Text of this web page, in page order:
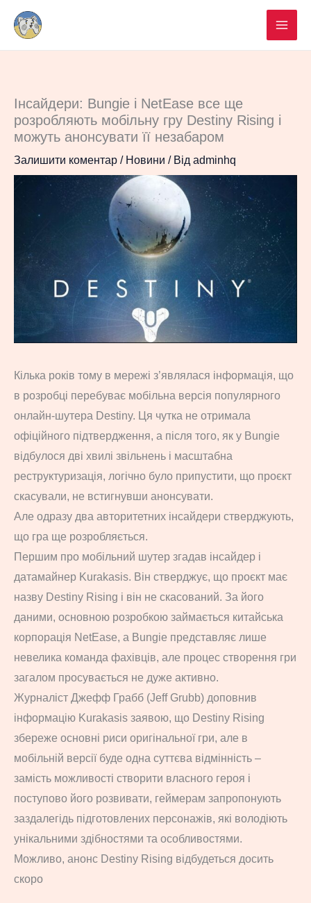
Перейти
вмісту
Інсайдери: Bungie і NetEase все ще
розробляють мобільну гру Destiny Rising і
можуть анонсувати її незабаром
Залишити коментар / Новини / Від adminhq
Кілька років тому в мережі з’являлася інформація, що
в розробці перебуває мобільна версія популярного
онлайн-шутера Destiny. Ця чутка не отримала
офіційного підтвердження, а після того, як у Bungie
відбулося дві хвилі звільнень і масштабна
реструктуризація, логічно було припустити, що проєкт
скасували, не встигнувши анонсувати.
Але одразу два авторитетних інсайдери стверджують,
що гра ще розробляється.
Першим про мобільний шутер згадав інсайдер і
датамайнер Kurakasis. Він стверджує, що проєкт має
назву Destiny Rising і він не скасований. За його
даними, основною розробкою займається китайська
корпорація NetEase, а Bungie представляє лише
невелика команда фахівців, але процес створення гри
загалом просувається не дуже активно.
Журналіст Джефф Грабб (Jeff Grubb) доповнив
інформацію Kurakasis заявою, що Destiny Rising
збереже основні риси оригінальної гри, але в
мобільній версії буде одна суттєва відмінність –
замість можливості створити власного героя і
поступово його розвивати, геймерам запропонують
заздалегідь підготовлених персонажів, які володіють
унікальними здібностями та особливостями.
Можливо, анонс Destiny Rising відбудеться досить
скоро